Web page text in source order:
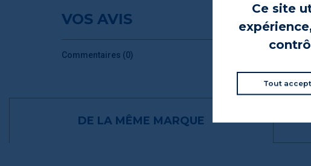
Ce site
Tout
VOS AVIS
Commentaires (0)
DE LA MÊME MARQUE